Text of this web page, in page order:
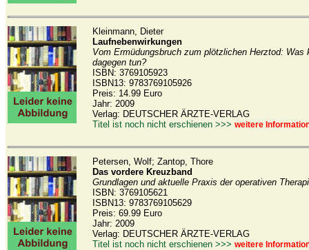
Kleinmann, Dieter
Laufnebenwirkungen
Vom Ermüdungsbruch zum plötzlichen Herztod: Was
dagegen tun?
ISBN: 3769105923
ISBN13: 9783769105926
Preis: 14.99 Euro
Jahr: 2009
Verlag: DEUTSCHER ÄRZTE-VERLAG
Titel ist noch nicht erschienen >>> weitere
Petersen, Wolf; Zantop, Thore
Das vordere Kreuzband
Grundlagen und aktuelle Praxis der operativen
ISBN: 3769105621
ISBN13: 9783769105629
Preis: 69.99 Euro
Jahr: 2009
Verlag: DEUTSCHER ÄRZTE-VERLAG
Titel ist noch nicht erschienen >>> weitere